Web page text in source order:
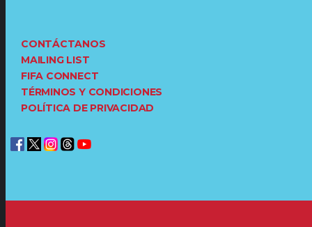
CONTÁCTANOS
MAILING LIST
FIFA CONNECT
TÉRMINOS Y CONDICIONES
POLÍTICA DE PRIVACIDAD